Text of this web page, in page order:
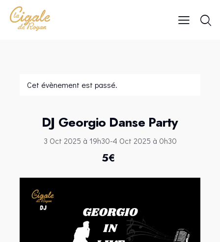
Cet évènement est passé.
DJ Georgio Danse Party
3 Oct 2025 à 19h30-4 Oct 2025 à 0h30
5€